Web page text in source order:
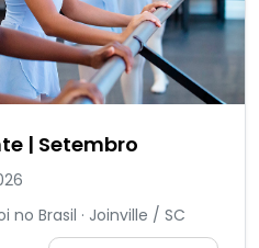
| Setembro
no Brasil · Joinville / SC